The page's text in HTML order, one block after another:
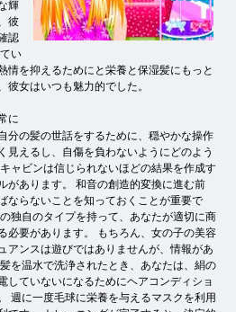
輝
彼
認
い
情を抑えるためにと栄養と保湿髪にもっと
女はいつも魅力的でした。
に
分の髪の世話をするために、穏やかな操作
見えるし、自傷を負わないようにどのよう
ャビンは信じられないほどの結果を作成す
があります。 和音の創造的変換に進む前
ならないことを知っておくことが重要で
独自のタイプを持って、あなたが適切に商
必要があります。 もちろん、女の子の美容
アンスは遊びではありませんが、情報があ
を温水で洗浄されたとき、あなたは、絹の
していないになるためにヘアコンディショ
週に一度毛球に栄養を与えるマスクを利用